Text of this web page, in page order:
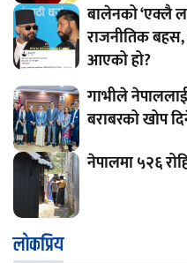
बालेनको ‘एक्लै
राजनीतिक बहस,
आएको हो?
गाभीले
बराबरको खोप
नेपालमा ५२६
लाेकप्रिय